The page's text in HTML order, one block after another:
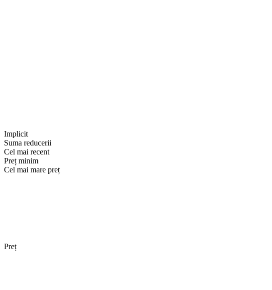
Implicit
Suma reducerii
Cel mai recent
Preț minim
Cel mai mare preț
Preț